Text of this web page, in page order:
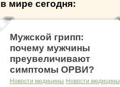
мире сегодня:
Мужской грипп:
почему мужчины
преувеличивают
симптомы ОРВИ?
Новости медицины Новости медицины